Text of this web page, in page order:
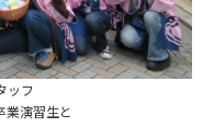
」と学生スタッフ
業演習生と